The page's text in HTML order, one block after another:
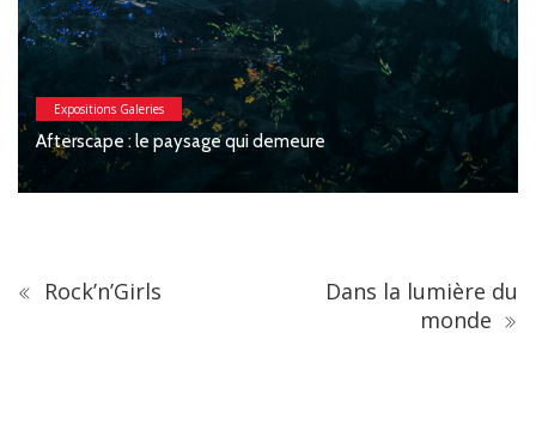
Expositions Galeries
Macchia : Jesse Willems, Galerie Clémentine de la
Féronnière
Rock’n’Girls
Dans la lumière du
monde